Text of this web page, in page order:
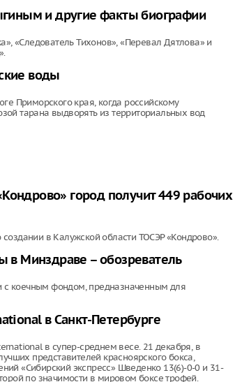
и другие факты биографии
«Следователь Тихонов», «Перевал Дятлова» и
воды
Приморского края, когда российскому
тарана выдворять из территориальных вод
город получит 449 рабочих
в Калужской области ТОСЭР «Кондрово».
в Минздраве – обозреватель
с коечным фондом, предназначенным для
в Санкт-Петербурге
в супер-среднем весе. 21 декабря, в
представителей красноярского бокса,
«Сибирский экспресс» Шведенко 13(6)-0-0 и 31-
по значимости в мировом боксе трофей.